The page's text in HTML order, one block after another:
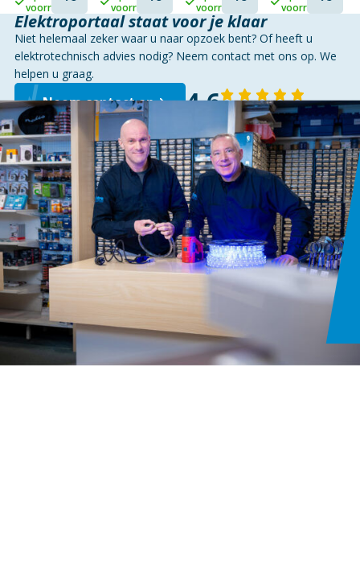
KARAKTERISTIEK
voorraad
X 120
MM |
IP65
voorraad
voorraad
voorraad
Elektroportaal staat voor je klaar
Niet helemaal zeker waar u naar opzoek bent? Of heeft u
elektrotechnisch advies nodig? Neem contact met ons op. We
helpen u graag.
Neem contact op 4,6 143 reviews